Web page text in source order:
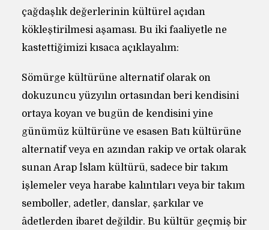
çağdaşlık değerlerinin kültürel açıdan
kökleştirilmesi aşaması. Bu iki faaliyetle ne
kastettiğimizi kısaca açıklayalım:
Sömürge kültürüne alternatif olarak on
dokuzuncu yüzyılın ortasından beri kendisini
ortaya koyan ve bugün de kendisini yine
günümüz kültürüne ve esasen Batı kültürüne
alternatif veya en azından rakip ve ortak olarak
sunan Arap İslam kültürü, sadece bir takım
işlemeler veya harabe kalıntıları veya bir takım
semboller, adetler, danslar, şarkılar ve
âdetlerden ibaret değildir. Bu kültür geçmiş bir